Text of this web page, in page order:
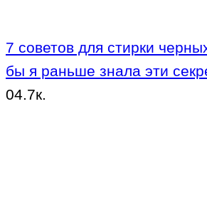
7 советов для стирки
бы я раньше знала эти
04.7к.